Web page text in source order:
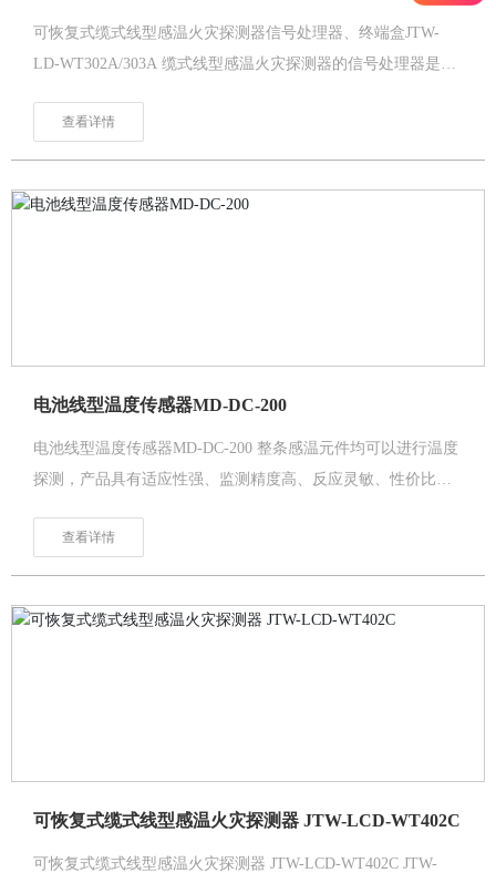
可恢复式缆式线型感温火灾探测器信号处理器、终端盒JTW-
LD-WT302A/303A 缆式线型感温火灾探测器的信号处理器是用
备。信号处理器带有火警、故障继电器输出，既可以作为单独
的一个回路也可通过输入模块与火灾报警控制器主机相连。
查看详情
电池线型温度传感器MD-DC-200
电池线型温度传感器MD-DC-200 整条感温元件均可以进行温度
探测，产品具有适应性强、监测精度高、反应灵敏、性价比高
pack等潜在火灾隐患部位的火灾温度探测而设计，用于安装在
上述易发生火灾部位，传感器具有优良的耐磨抗振能力并可适
应车用环境，通过外接控制设备，可实现无人值守，并且对车
查看详情
可恢复式缆式线型感温火灾探测器 JTW-LCD-WT402C
可恢复式缆式线型感温火灾探测器 JTW-LCD-WT402C JTW-